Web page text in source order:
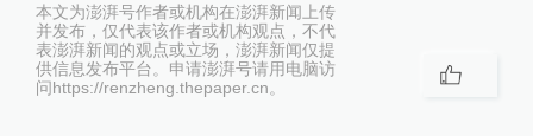
本文为澎湃号作者或机构在澎湃新闻上传
并发布，仅代表该作者或机构观点，不代
表澎湃新闻的观点或立场，澎湃新闻仅提
供信息发布平台。申请澎湃号请用电脑访
问https://renzheng.thepaper.cn。